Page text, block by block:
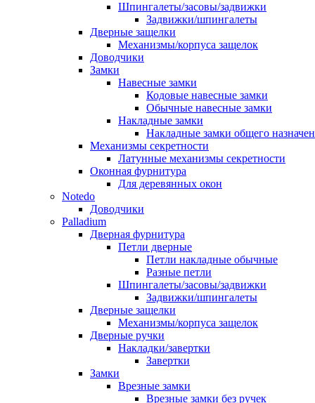
Шпингалеты/засовы/задвижки
Задвижки/шпингалеты
Дверные защелки
Механизмы/корпуса защелок
Доводчики
Замки
Навесные замки
Кодовые навесные замки
Обычные навесные замки
Накладные замки
Накладные замки общего
Механизмы секретности
Латунные механизмы секретности
Оконная фурнитура
Для деревянных окон
Notedo
Доводчики
Palladium
Дверная фурнитура
Петли дверные
Петли накладные обычные
Разные петли
Шпингалеты/засовы/задвижки
Задвижки/шпингалеты
Дверные защелки
Механизмы/корпуса защелок
Дверные ручки
Накладки/завертки
Завертки
Замки
Врезные замки
Врезные замки без ручек